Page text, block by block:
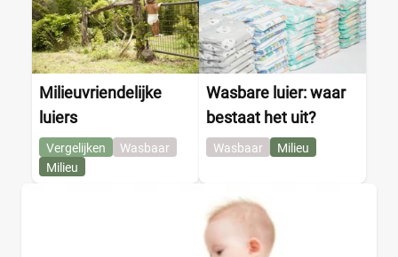
Milieuvriendelijke
luiers
Vergelijken
Wasbaar
Milieu
Wasbare luier: waar
bestaat het uit?
Wasbaar Milieu